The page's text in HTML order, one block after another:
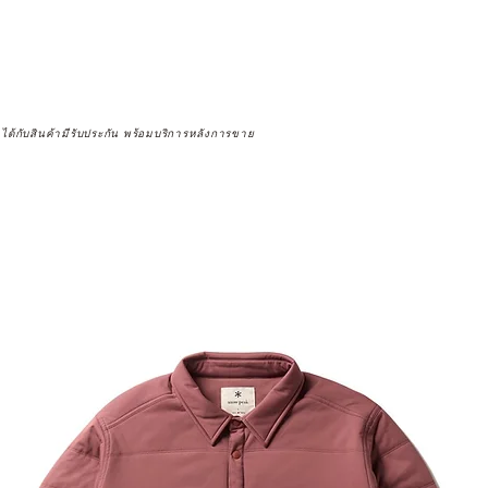
ด้กับสินค้ามีรับประกัน พร้อมบริการหลังการขาย